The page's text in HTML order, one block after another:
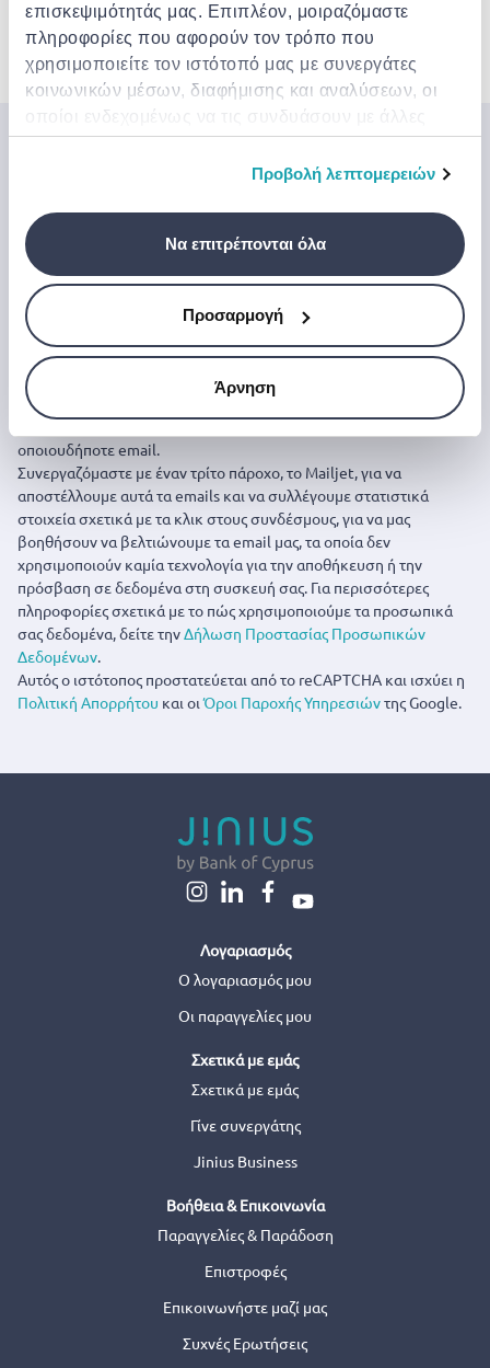
επισκεψιμότητάς μας. Επιπλέον, μοιραζόμαστε
πληροφορίες που αφορούν τον τρόπο που
χρησιμοποιείτε τον ιστότοπό μας με συνεργάτες
κοινωνικών μέσων, διαφήμισης και αναλύσεων, οι
οποίοι ενδεχομένως να τις συνδυάσουν με άλλες
πληροφορίες που τους έχετε παραχωρήσει ή τις
οποίες έχουν συλλέξει σε σχέση με την από μέρους
Προβολή λεπτομερειών
Να επιτρέπονται όλα
Προσαρμογή
Άρνηση
από
€ 4.00σε
- 20%€ 3.20
5 από 5 Προϊόντα
Μπες στον κόσμο της
Jinius
Εάν θέλετε να αποκτήσετε έγκαιρη πρόσβαση σε
αποκλειστικές προσφορές, νέα προϊόντα και τα
τελευταία μας νέα, εγγραφείτε παρακάτω.
Μπορείτε να ακυρώσετε την εγγραφή σας οποιαδήποτε στιγμή
κάνοντας κλικ στον σύνδεσμο ‘Unsubscribe’ στο τέλος
οποιουδήποτε email.
Συνεργαζόμαστε με έναν τρίτο πάροχο, το Mailjet, για να
αποστέλλουμε αυτά τα emails και να συλλέγουμε στατιστικά
στοιχεία σχετικά με τα κλικ στους συνδέσμους, για να μας
βοηθήσουν να βελτιώνουμε τα email μας, τα οποία δεν
χρησιμοποιούν καμία τεχνολογία για την αποθήκευση ή την
πρόσβαση σε δεδομένα στη συσκευή σας. Για περισσότερες
πληροφορίες σχετικά με το πώς χρησιμοποιούμε τα προσωπικά
σας δεδομένα, δείτε τηνΔήλωση Προστασίας Προσωπικών
Δεδομένων.
Αυτός ο ιστότοπος προστατεύεται από το reCAPTCHA και ισχύει η
Πολιτική Απορρήτου και οιΌροι Παροχής Υπηρεσιώντης Google.
Λογαριασμός
Ο λογαριασμός μου
Οι παραγγελίες μου
Σχετικά με εμάς
Σχετικά με εμάς
Γίνε συνεργάτης
Jinius Business
Βοήθεια & Επικοινωνία
Παραγγελίες & Παράδοση
Επιστροφές
Επικοινωνήστε μαζί μας
Συχνές Ερωτήσεις